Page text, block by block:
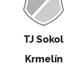
TJ Sokol
Krmelín